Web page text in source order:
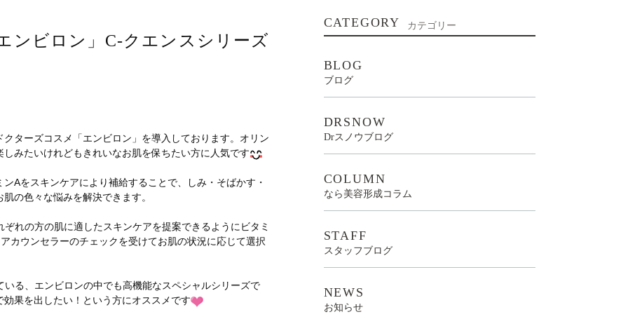
ンビロン」C-クエンスシリーズ
ターズコスメ「エンビロン」を導入しております。オリン
みたいけれどもきれいなお肌を保ちたい方に人気です
Aをスキンケアにより補給することで、しみ・そばかす・
の色々な悩みを解決できます。
れの方の肌に適したスキンケアを提案できるようにビタミ
カウンセラーのチェックを受けてお肌の状況に応じて選択
る、エンビロンの中でも高機能なスペシャルシリーズで
果を出したい！という方にオススメです
CATEGORY カテゴリー
BLOG
ブログ
DRSNOW
Drスノウブログ
COLUMN
なら美容形成コラム
STAFF
スタッフブログ
NEWS
お知らせ